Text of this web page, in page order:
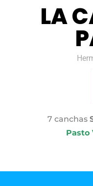
LA
7 canchas
Pasto